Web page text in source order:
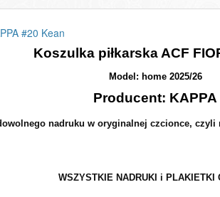
#20 Kean
Koszulka piłkarska ACF
Model: home 2025/26
Producent: KAPPA
nadruku w oryginalnej czcionce, czyli
WSZYSTKIE NADRUKI i PLAKIETKI